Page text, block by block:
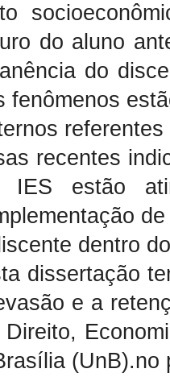
do aluno
do
fenômenos
recentes
estão
dentro
dissertação
e a